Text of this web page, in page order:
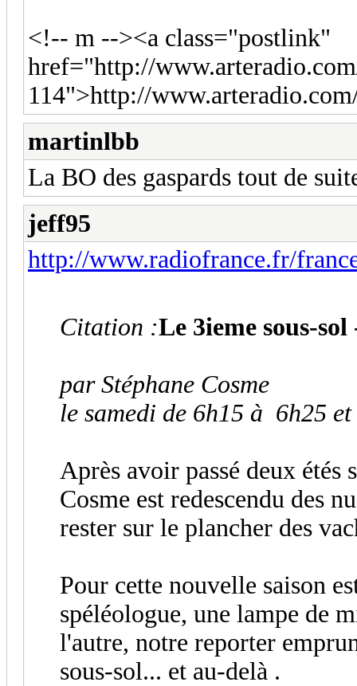
<!-- m --><a class="postlink"
href="http://
114">http://
martinlbb
La BO des gaspards tout de
jeff95
http://www.radiofrance.fr/
Citation :Le 3ieme sous-
par Stéphane Cosme
le samedi de 6h15 à 6h25
Après avoir passé deux étés
Cosme est redescendu des
rester sur le plancher des
Pour cette nouvelle saison
spéléologue, une lampe de
l'autre, notre reporter
sous-sol... et au-delà .